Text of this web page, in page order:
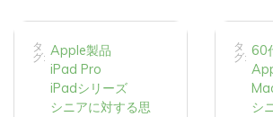
タ
グ: Apple製品
iPad Pro
iPadシリーズ
シニアに対する思
タ
グ: 60
シ